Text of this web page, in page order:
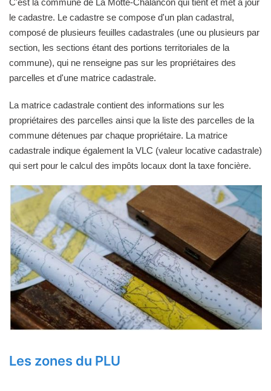
le cadastre. Le cadastre se compose d'un plan cadastral,
composé de plusieurs feuilles cadastrales (une ou plusieurs par
section, les sections étant des portions territoriales de la
commune), qui ne renseigne pas sur les propriétaires des
parcelles et d'une matrice cadastrale.
La matrice cadastrale contient des informations sur les
propriétaires des parcelles ainsi que la liste des parcelles de la
commune détenues par chaque propriétaire. La matrice
cadastrale indique également la VLC (valeur locative cadastrale)
qui sert pour le calcul des impôts locaux dont la taxe foncière.
Les zones du PLU